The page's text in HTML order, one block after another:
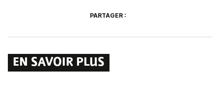
PARTAGER :
EN SAVOIR PLUS